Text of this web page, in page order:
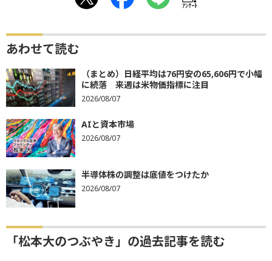
ｱﾝｹｰﾄ
あわせて読む
（まとめ）日経平均は76円安の65,606円で小幅
に続落 来週は米物価指標に注目
2026/08/07
AIと資本市場
2026/08/07
半導体株の調整は底値をつけたか
2026/08/07
「松本大のつぶやき」の過去記事を読む